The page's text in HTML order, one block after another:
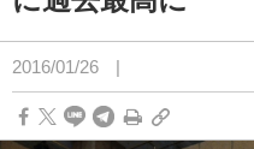
2016/01/26 |